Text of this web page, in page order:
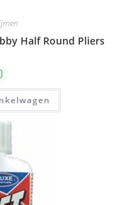
Half Round Pliers